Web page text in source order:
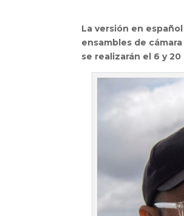
La versión en
ensambles de
se realizarán el 6 y